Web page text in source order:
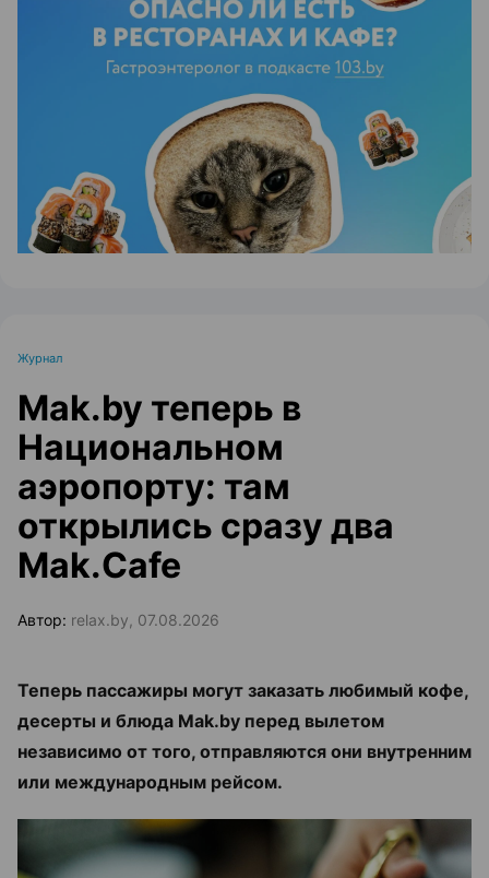
ЭФФЕКТИВНАЯ РЕКЛАМА НА САЙТЕ
Журнал
Mak.by теперь в
Национальном
аэропорту: там
открылись сразу два
Mak.Cafe
Автор: relax.by, 07.08.2026
Теперь пассажиры могут заказать любимый кофе,
десерты и блюда Mak.by перед вылетом
независимо от того, отправляются они внутренним
или международным рейсом.